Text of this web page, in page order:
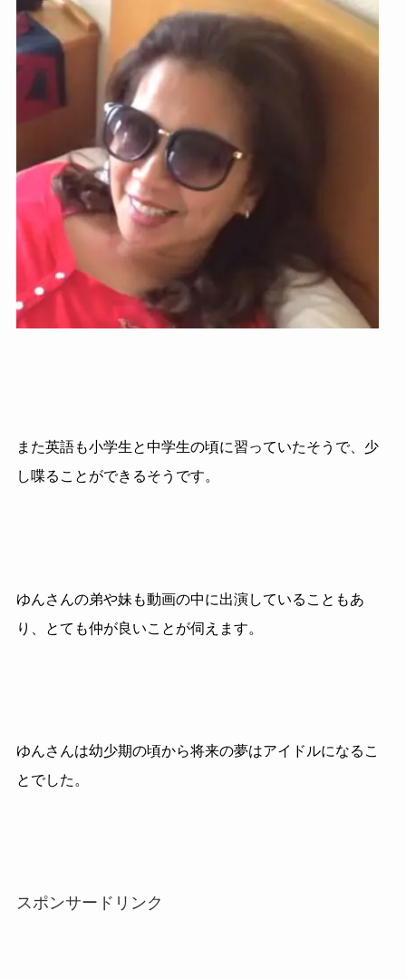
また英語も小学生と中学生の頃に習っていたそうで、少
し喋ることができるそうです。
ゆんさんの弟や妹も動画の中に出演していることもあ
り、とても仲が良いことが伺えます。
ゆんさんは幼少期の頃から将来の夢はアイドルになるこ
とでした。
スポンサードリンク